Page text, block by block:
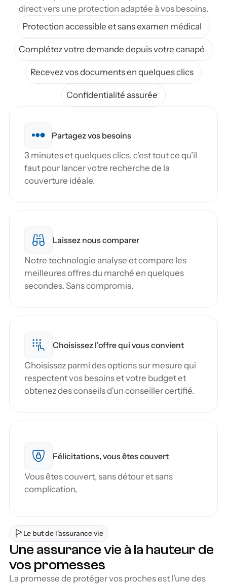
Le but de l'assurance vie
Une assurance vie à la hauteur de
vos promesses
La promesse de protéger vos proches est l'une des
direct vers une protection adaptée à vos besoins.
Protection accessible et sans examen médical
Complétez votre demande depuis votre canapé
Recevez vos documents en quelques clics
Confidentialité assurée
Partagez vos besoins
3 minutes et quelques clics, c’est tout ce qu’il
faut pour lancer votre recherche de la
couverture idéale.
Laissez nous comparer
Notre technologie analyse et compare les
meilleures offres du marché en quelques
secondes. Sans compromis.
Choisissez l'offre qui vous convient
Choisissez parmi des options sur mesure qui
respectent vos besoins et votre budget et
obtenez des conseils d'un conseiller certifié.
Félicitations, vous êtes couvert
Vous êtes couvert, sans détour et sans
complication,